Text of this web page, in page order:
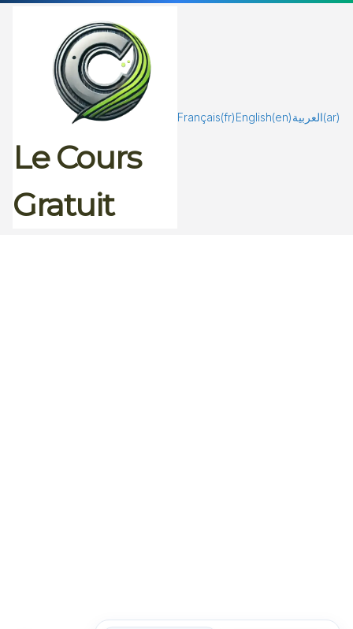
Le Cours
Gratuit
Français(fr) English(en)العربية(ar)